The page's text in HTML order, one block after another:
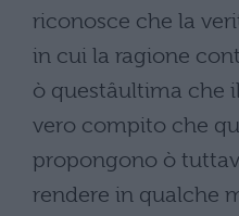
riconosce che la
in cui la ragione
ò questâultima
vero compito che
propongono ò
rendere in qualche